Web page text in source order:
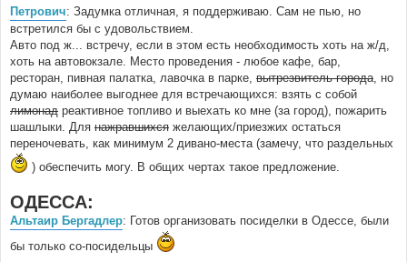
Петрович: Задумка отличная, я поддерживаю. Сам не пью, но
встретился бы с удовольствием.
Авто под ж... встречу, если в этом есть необходимость хоть на ж/д,
хоть на автовокзале. Место проведения - любое кафе, бар,
ресторан, пивная палатка, лавочка в парке, вытрезвитель города, но
думаю наиболее выгоднее для встречающихся: взять с собой
лимонад реактивное топливо и выехать ко мне (за город), пожарить
шашлыки. Для нажравшихся желающих/приезжих остаться
переночевать, как минимум 2 дивано-места (замечу, что раздельных
) обеспечить могу. В общих чертах такое предложение.
ОДЕССА:
Альтаир Бергадлер: Готов организовать посиделки в Одессе, были
бы только со-посидельцы